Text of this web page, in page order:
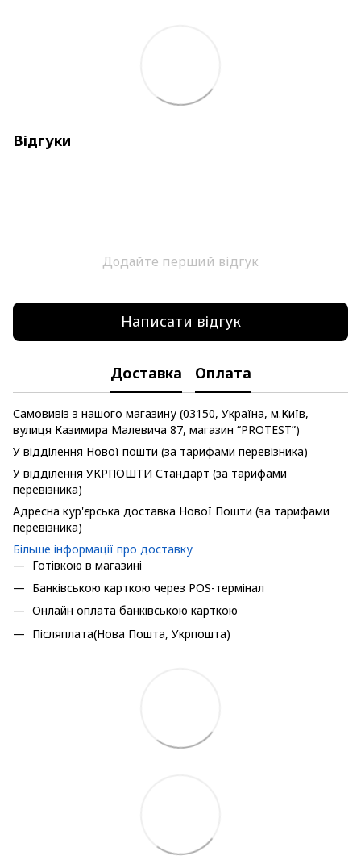
Відгуки
Додайте перший відгук
Написати відгук
Доставка Оплата
Самовивіз з нашого магазину (03150, Україна, м.Київ,
вулиця Казимира Малевича 87, магазин “PROTEST”)
У відділення Нової пошти (за тарифами перевізника)
У відділення УКРПОШТИ Стандарт (за тарифами
перевізника)
Адресна кур'єрська доставка Нової Пошти (за тарифами
перевізника)
Більше інформації про доставку
Готівкою в магазині
Банківською карткою через POS-термінал
Онлайн оплата банківською карткою
Післяплата(Нова Пошта, Укрпошта)